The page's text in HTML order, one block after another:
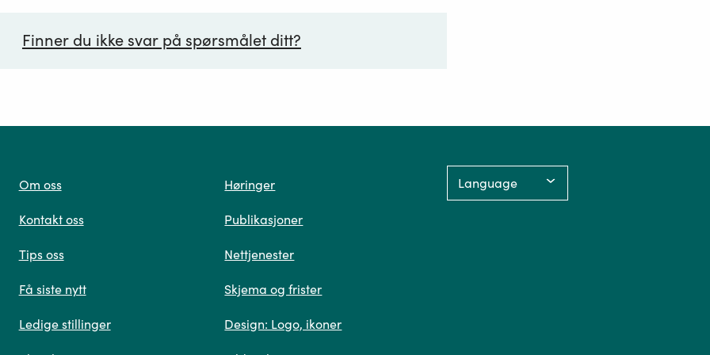
Finner du ikke svar på spørsmålet ditt?
oss
Om oss
Kontakt oss
Tips oss
Få siste nytt
Ledige stillinger
Høringer
Publikasjoner
Nettjenester
Skjema og frister
Design: Logo, ikoner